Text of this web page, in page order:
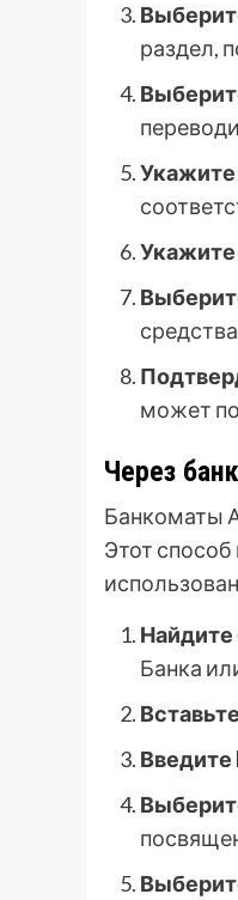
раздел,
Укажите
может
Через
Банкоматы
Этот
Банка
Введите